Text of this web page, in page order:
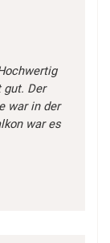
gut. Der
war in der
war es